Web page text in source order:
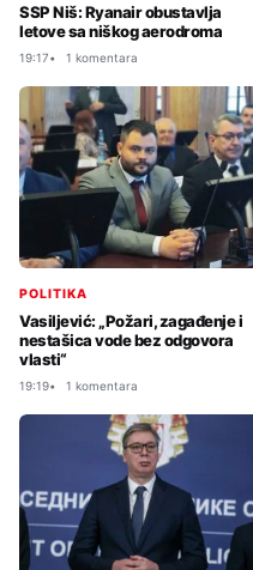
SSP Niš: Ryanair obustavlja
letove sa niškog aerodroma
19:17 1 komentara
POLITIKA
Vasiljević: „Požari, zagađenje i
nestašica vode bez odgovora
vlasti“
19:19 1 komentara